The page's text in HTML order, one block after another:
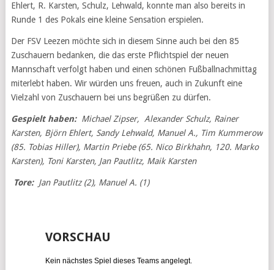
Ehlert, R. Karsten, Schulz, Lehwald, konnte man also bereits in
Runde 1 des Pokals eine kleine Sensation erspielen.
Der FSV Leezen möchte sich in diesem Sinne auch bei den 85
Zuschauern bedanken, die das erste Pflichtspiel der neuen
Mannschaft verfolgt haben und einen schönen Fußballnachmittag
miterlebt haben. Wir würden uns freuen, auch in Zukunft eine
Vielzahl von Zuschauern bei uns begrüßen zu dürfen.
Gespielt haben: Michael Zipser, Alexander Schulz, Rainer
Karsten, Björn Ehlert, Sandy Lehwald, Manuel A., Tim Kummerow
(85. Tobias Hiller), Martin Priebe (65. Nico Birkhahn, 120. Marko
Karsten), Toni Karsten, Jan Pautlitz, Maik Karsten
Tore: Jan Pautlitz (2), Manuel A. (1)
VORSCHAU